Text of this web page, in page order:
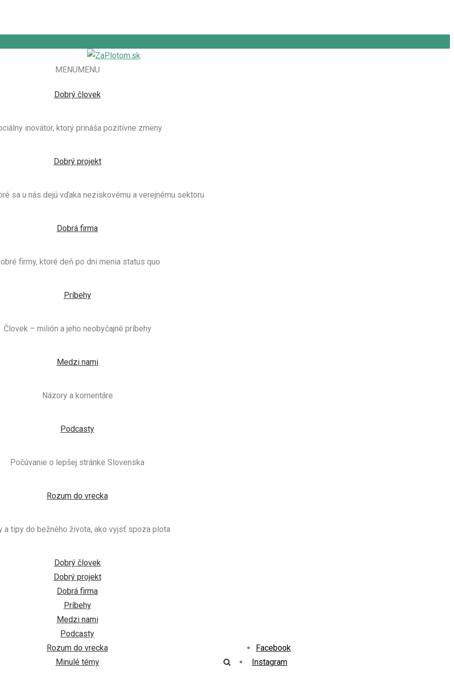
MENUMENU
Dobrý človek
inovátor, ktorý prináša pozitívne zmeny
Dobrý projekt
sa u nás dejú vďaka neziskovému a verejnému sektoru
Dobrá firma
firmy, ktoré deň po dni menia status quo
Príbehy
Človek – milión a jeho neobyčajné príbehy
Medzi nami
Názory a komentáre
Podcasty
Počúvanie o lepšej stránke Slovenska
Rozum do vrecka
a tipy do bežného života, ako vyjsť spoza plota
Dobrý človek
Dobrý projekt
Dobrá firma
Príbehy
Medzi nami
Podcasty
Rozum do vrecka
Minulé témy
Facebook
Instagram